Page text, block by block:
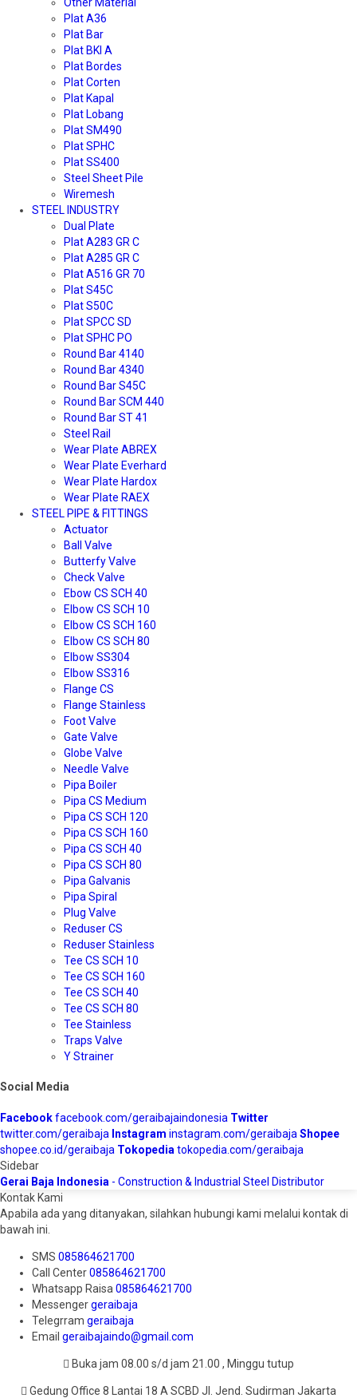
Plat A36
Plat Bar
Plat BKI A
Plat Bordes
Plat Corten
Plat Kapal
Plat Lobang
Plat SM490
Plat SPHC
Plat SS400
Steel Sheet Pile
Wiremesh
STEEL INDUSTRY
Dual Plate
Plat A283 GR C
Plat A285 GR C
Plat A516 GR 70
Plat S45C
Plat S50C
Plat SPCC SD
Plat SPHC PO
Round Bar 4140
Round Bar 4340
Round Bar S45C
Round Bar SCM 440
Round Bar ST 41
Steel Rail
Wear Plate ABREX
Wear Plate Everhard
Wear Plate Hardox
Wear Plate RAEX
STEEL PIPE & FITTINGS
Actuator
Ball Valve
Butterfy Valve
Check Valve
Ebow CS SCH 40
Elbow CS SCH 10
Elbow CS SCH 160
Elbow CS SCH 80
Elbow SS304
Elbow SS316
Flange CS
Flange Stainless
Foot Valve
Gate Valve
Globe Valve
Needle Valve
Pipa Boiler
Pipa CS Medium
Pipa CS SCH 120
Pipa CS SCH 160
Pipa CS SCH 40
Pipa CS SCH 80
Pipa Galvanis
Pipa Spiral
Plug Valve
Reduser CS
Reduser Stainless
Tee CS SCH 10
Tee CS SCH 160
Tee CS SCH 40
Tee CS SCH 80
Tee Stainless
Traps Valve
Y Strainer
Social Media
Facebookfacebook.com/geraibajaindonesia Twitter
twitter.com/geraibaja Instagram instagram.com/geraibaja Shopee
shopee.co.id/geraibaja Tokopedia tokopedia.com/geraibaja
Sidebar
Gerai Baja Indonesia - Construction & Industrial Steel Distributor
Kontak Kami
Apabila ada yang ditanyakan, silahkan hubungi kami melalui kontak di
bawah ini.
SMS 085864621700
Call Center085864621700
Whatsapp Raisa 085864621700
Messengergeraibaja
Telegrram geraibaja
Email geraibajaindo@gmail.com
Buka jam 08.00 s/d jam 21.00 , Minggu tutup
Gedung Office 8 Lantai 18 A SCBD Jl. Jend. Sudirman Jakarta